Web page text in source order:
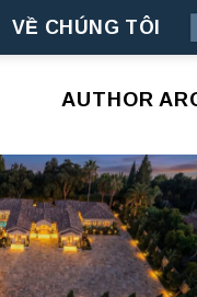
VỀ CHÚNG TÔI
AUTHOR